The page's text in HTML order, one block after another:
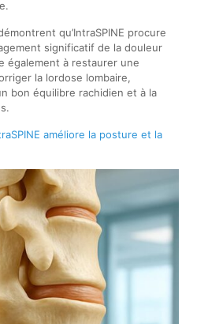
qu’IntraSPINE procure
significatif de la douleur
également à restaurer une
la lordose lombaire,
bon équilibre rachidien et à la
améliore la posture et la